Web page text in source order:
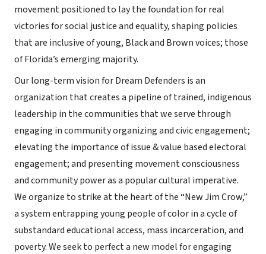
movement positioned to lay the foundation for real
victories for social justice and equality, shaping policies
that are inclusive of young, Black and Brown voices; those
of Florida’s emerging majority.
Our long-term vision for Dream Defenders is an
organization that creates a pipeline of trained, indigenous
leadership in the communities that we serve through
engaging in community organizing and civic engagement;
elevating the importance of issue & value based electoral
engagement; and presenting movement consciousness
and community power as a popular cultural imperative.
We organize to strike at the heart of the “New Jim Crow,”
a system entrapping young people of color in a cycle of
substandard educational access, mass incarceration, and
poverty. We seek to perfect a new model for engaging